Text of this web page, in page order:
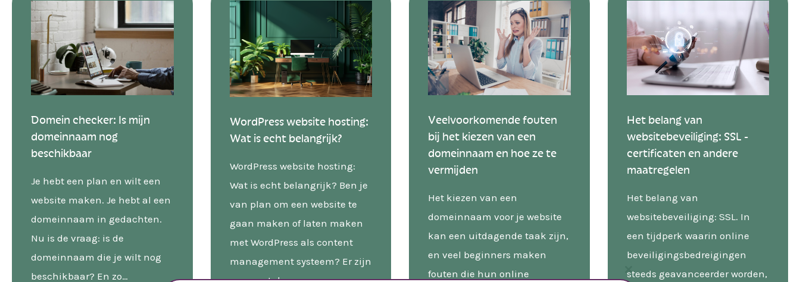
Domein checker: Is mijn
domeinnaam nog
beschikbaar
Je hebt een plan en wilt een
website maken. Je hebt al een
domeinnaam in gedachten.
Nu is de vraag: is de
domeinnaam die je wilt nog
beschikbaar? En zo…
WordPress website hosting:
Wat is echt belangrijk?
WordPress website hosting:
Wat is echt belangrijk? Ben je
van plan om een website te
gaan maken of laten maken
met WordPress als content
management systeem? Er zijn
Veelvoorkomende fouten
bij het kiezen van een
domeinnaam en hoe ze te
vermijden
Het kiezen van een
domeinnaam voor je website
kan een uitdagende taak zijn,
en veel beginners maken
fouten die hun online
Het belang van
websitebeveiliging: SSL -
certificaten en andere
maatregelen
Het belang van
websitebeveiliging: SSL. In
een tijdperk waarin online
beveiligingsbedreigingen
steeds geavanceerder worden,
Close